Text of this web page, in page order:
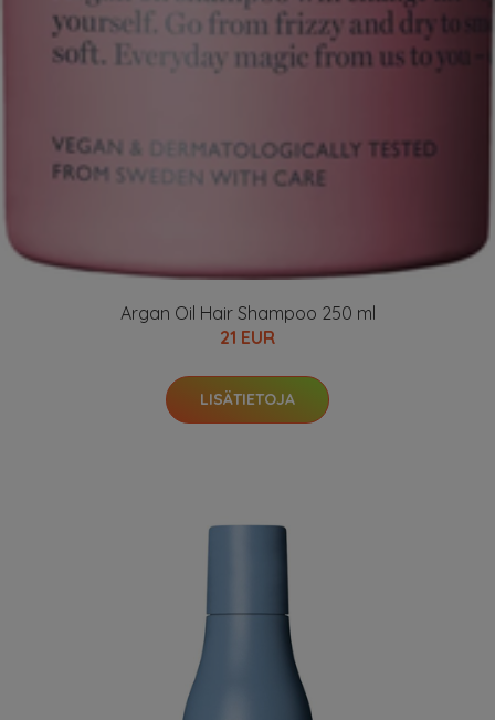
Argan Oil Hair Shampoo 250 ml
21 EUR
LISÄTIETOJA